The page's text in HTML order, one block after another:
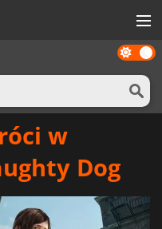
Dark
mode
w
Dog